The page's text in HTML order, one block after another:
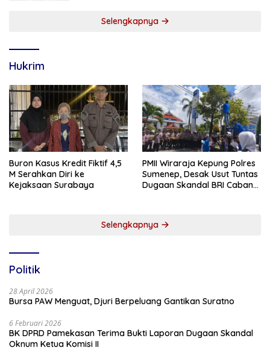
Selengkapnya
Hukrim
Buron Kasus Kredit Fiktif 4,5
M Serahkan Diri ke
Kejaksaan Surabaya
PMII Wiraraja Kepung Polres
Sumenep, Desak Usut Tuntas
Dugaan Skandal BRI Cabang
Selengkapnya
Politik
28 April 2026
Bursa PAW Menguat, Djuri Berpeluang Gantikan Suratno
6 Februari 2026
BK DPRD Pamekasan Terima Bukti Laporan Dugaan Skandal
Oknum Ketua Komisi II